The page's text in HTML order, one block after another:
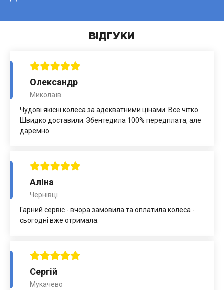
ВІДГУКИ
Олександр
Миколаїв
Чудові якісні колеса за адекватними цінами. Все чітко.
Швидко доставили. Збентедила 100% передплата, але
даремно.
Аліна
Чернівці
Гарний сервіс - вчора замовила та оплатила колеса -
сьогодні вже отримала.
Сергій
Мукачево